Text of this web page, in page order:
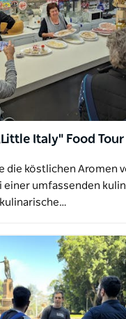
Italy" Food Tour
die köstlichen Aromen
einer umfassenden